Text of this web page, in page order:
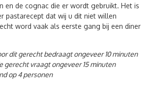
en de cognac die er wordt gebruikt. Het is
pastarecept dat wij u dit niet willen
word vaak als eerste gang bij een diner
dit gerecht bedraagt ongeveer 10 minuten
gerecht vraagt ongeveer 15 minuten
op 4 personen